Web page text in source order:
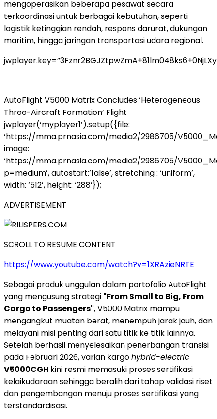
mengoperasikan beberapa pesawat secara
terkoordinasi untuk berbagai kebutuhan, seperti
logistik ketinggian rendah, respons darurat, dukungan
maritim, hingga jaringan transportasi udara regional.
AutoFlight V5000 Matrix Concludes ‘Heterogeneous
Three-Aircraft Formation’ Flight
jwplayer(‘myplayer1’).setup({file:
‘https://mma.prnasia.com/media2/2986705/
image:
‘https://mma.prnasia.com/media2/2986705/
p=medium’, autostart:’false’, stretching : ‘uniform’,
width: ‘512’, height: ‘288’});
ADVERTISEMENT
SCROLL TO RESUME CONTENT
https://www.youtube.com/watch?v=1XRAzieNRTE
Sebagai produk unggulan dalam portofolio AutoFlight
yang mengusung strategi "From Small to Big, From
Cargo to Passengers", V5000 Matrix mampu
mengangkut muatan berat, menempuh jarak jauh, dan
melayani misi penting dari satu titik ke titik lainnya.
Setelah berhasil menyelesaikan penerbangan transisi
pada Februari 2026, varian kargohybrid-electric
V5000CGH kini resmi memasuki proses sertifikasi
kelaikudaraan sehingga beralih dari tahap validasi riset
dan pengembangan menuju proses sertifikasi yang
terstandardisasi.